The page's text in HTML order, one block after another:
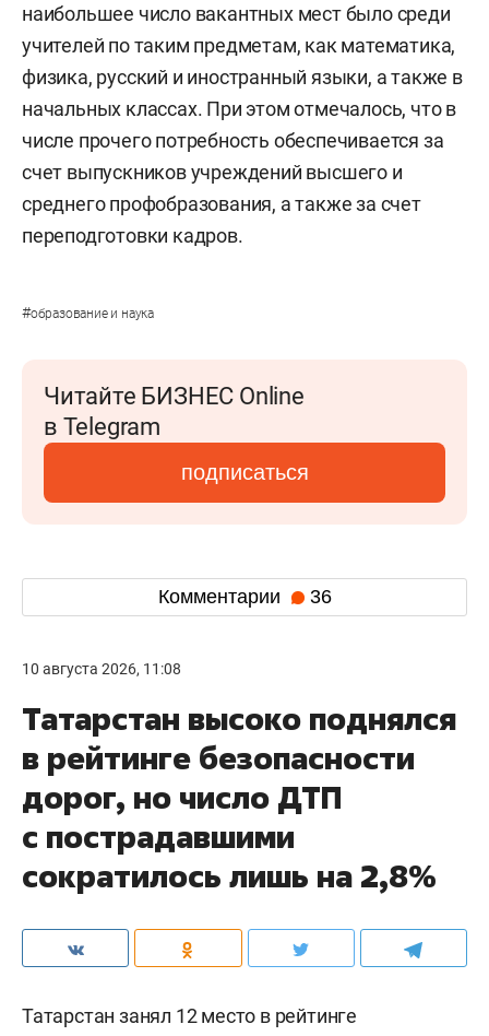
наибольшее число вакантных мест было среди
учителей по таким предметам, как математика,
физика, русский и иностранный языки, а также в
начальных классах. При этом отмечалось, что в
числе прочего потребность обеспечивается за
счет выпускников учреждений высшего и
среднего профобразования, а также за счет
переподготовки кадров.
#образование и наука
Читайте БИЗНЕС Online
в Telegram
подписаться
Комментарии 36
10 августа 2026, 11:08
Татарстан высоко поднялся
в рейтинге безопасности
дорог, но число ДТП
с пострадавшими
сократилось лишь на 2,8%
Татарстан занял 12 место в рейтинге